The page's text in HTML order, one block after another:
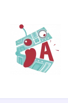
contenu